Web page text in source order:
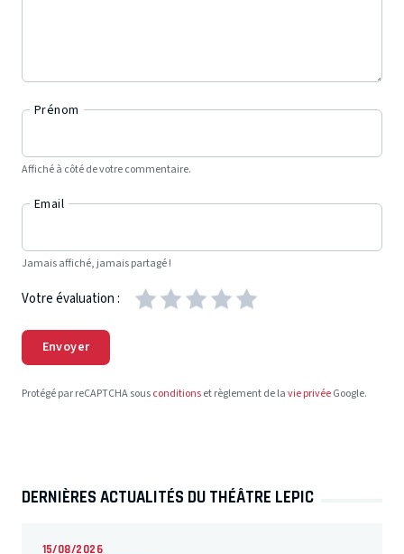
Prénom
Affiché à côté de votre commentaire.
Email
Jamais affiché, jamais partagé !
Votre évaluation :
Envoyer
Protégé par reCAPTCHA sousconditionset règlement de lavie privéeGoogle.
DERNIÈRES ACTUALITÉS DU THÉÂTRE LEPIC
15/08/2026